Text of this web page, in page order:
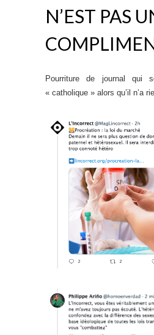
N’EST PAS
Pourriture de journal qui
« catholique » alors qu’il n’a